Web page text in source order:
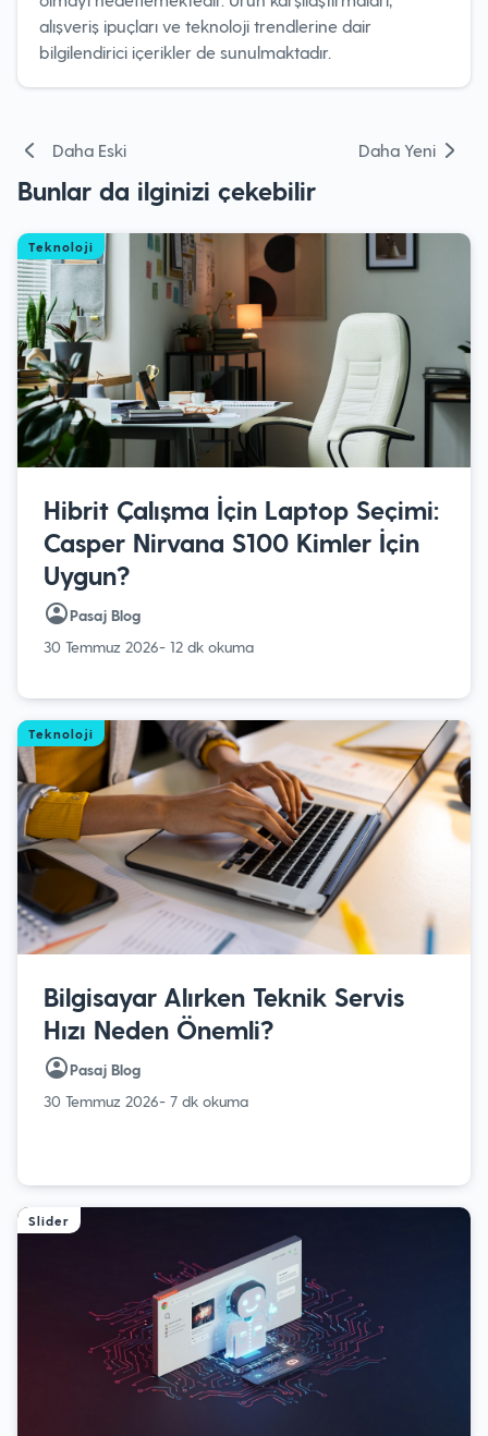
alışveriş ipuçları ve teknoloji trendlerine dair
bilgilendirici içerikler de sunulmaktadır.
Yazı
Daha Eski Daha Yeni
Bunlar da ilginizi çekebilir
Teknoloji
Hibrit Çalışma İçin Laptop Seçimi:
Casper Nirvana S100 Kimler İçin
Uygun?
Pasaj Blog
30 Temmuz 2026- 12 dk okuma
Teknoloji
Bilgisayar Alırken Teknik Servis
Hızı Neden Önemli?
Pasaj Blog
30 Temmuz 2026- 7 dk okuma
Slider